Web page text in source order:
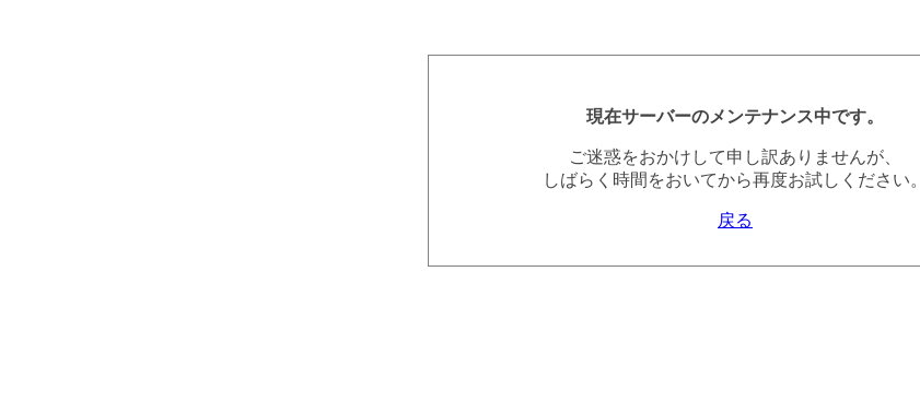
現在サーバーのメンテナンス中です。
ご迷惑をおかけして申し訳ありませんが、
しばらく時間をおいてから再度お試しください。
戻る